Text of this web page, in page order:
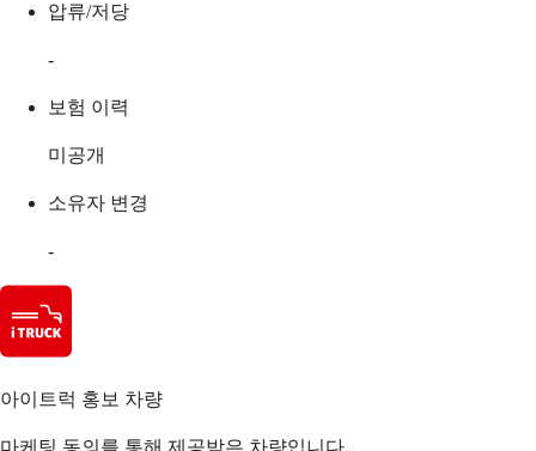
압류/저당
-
보험 이력
미공개
소유자 변경
-
아이트럭 홍보 차량
마케팅 동의를 통해 제공받은 차량입니다.